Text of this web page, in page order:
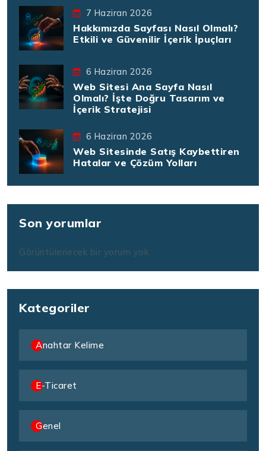
7 Haziran 2026
Hakkımızda Sayfası Nasıl Olmalı?
Etkili ve Güvenilir İçerik İpuçları
6 Haziran 2026
Web Sitesi Ana Sayfa Nasıl
Olmalı? İşte Doğru Tasarım ve
İçerik Stratejisi
6 Haziran 2026
Web Sitesinde Satış Kaybettiren
Hatalar ve Çözüm Yolları
Son yorumlar
Görüntülenecek bir yorum yok.
Kategoriler
Anahtar Kelime
E-Ticaret
Genel